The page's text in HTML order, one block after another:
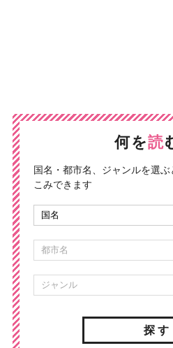
何を読
国名・都市名、ジャンルを選
こみできます
探 す